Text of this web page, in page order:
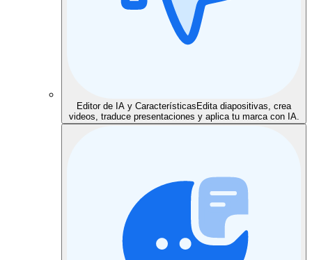
Editor de IA y Características Edita diapositivas, crea
videos, traduce presentaciones y aplica tu marca con IA.